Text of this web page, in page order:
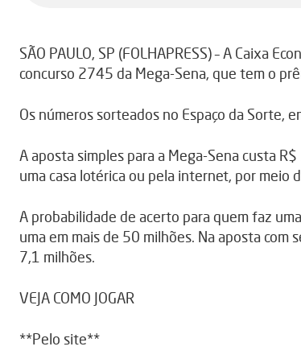
SÃO PAULO, SP (FOLHAPRESS) – A Caixa
concurso 2745 da Mega-Sena, que tem o
Os números sorteados no Espaço da Sorte,
A aposta simples para a Mega-Sena custa
uma casa lotérica ou pela internet, por meio
A probabilidade de acerto para quem faz
uma em mais de 50 milhões. Na aposta com
7,1 milhões.
VEJA COMO JOGAR
**Pelo site**